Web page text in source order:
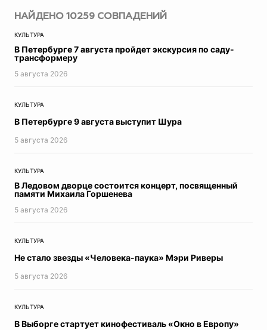
НАЙДЕНО 10259 СОВПАДЕНИЙ
КУЛЬТУРА
В Петербурге 7 августа пройдет экскурсия по саду-
трансформеру
5 августа 2026
КУЛЬТУРА
В Петербурге 9 августа выступит Шура
5 августа 2026
КУЛЬТУРА
В Ледовом дворце состоится концерт, посвященный
памяти Михаила Горшенева
5 августа 2026
КУЛЬТУРА
Не стало звезды «Человека-паука» Мэри Риверы
5 августа 2026
КУЛЬТУРА
В Выборге стартует кинофестиваль «Окно в Европу»
Авто
Прогресс
Пресс-релизы
Экономика
ЖКХ
Петербург
Реклама
Мнение
Город в истории
В этот день
Топ-новости
Фотогалереи
Видеосюжеты
Инфографика
Точка зрения
Контроль за ЖКХ
Итоги недели
Конституция РФ
коронавирус